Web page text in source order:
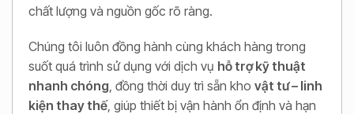
chất lượng và nguồn gốc rõ ràng.
Chúng tôi luôn đồng hành cùng khách hàng trong
suốt quá trình sử dụng với dịch vụ hỗ trợ kỹ thuật
nhanh chóng , đồng thời duy trì sẵn kho vật tư – linh
kiện thay thế, giúp thiết bị vận hành ổn định và hạn